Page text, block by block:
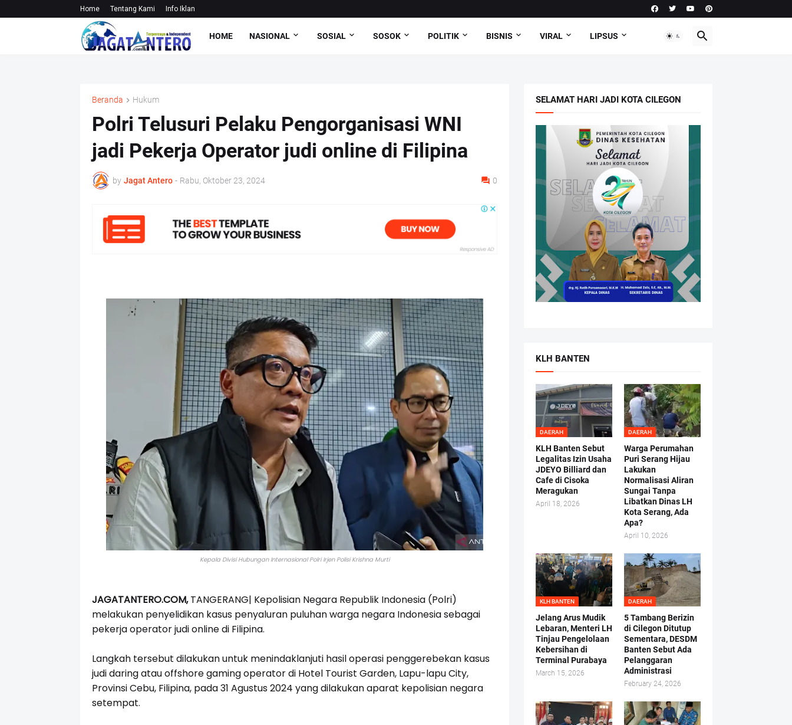
Home Tentang Kami Info Iklan
HOME NASIONAL SOSIAL SOSOK POLITIK BISNIS VIRAL LIPSUS
Beranda Hukum
Polri Telusuri Pelaku Pengorganisasi WNI
jadi Pekerja Operator judi online di Filipina
by Jagat Antero - Rabu, Oktober 23, 2024 0
Kepala Divisi Hubungan Internasional Polri Irjen Polisi Krishna Murti
JAGATANTERO.COM,TANGERANG| Kepolisian Negara Republik Indonesia (Polri)
melakukan penyelidikan kasus penyaluran puluhan warga negara Indonesia sebagai
pekerja operator judi online di Filipina.
Langkah tersebut dilakukan untuk menindaklanjuti hasil operasi penggerebekan kasus
judi daring atau offshore gaming operator di Hotel Tourist Garden, Lapu-lapu City,
Provinsi Cebu, Filipina, pada 31 Agustus 2024 yang dilakukan aparat kepolisian negara
setempat.
SELAMAT HARI JADI KOTA CILEGON
KLH BANTEN
DAERAH
KLH Banten Sebut
Legalitas Izin Usaha
JDEYO Billiard dan
Cafe di Cisoka
Meragukan
April 18, 2026
DAERAH
Warga Perumahan
Puri Serang Hijau
Lakukan
Normalisasi Aliran
Sungai Tanpa
Libatkan Dinas LH
Kota Serang, Ada
Apa?
April 10, 2026
KLH BANTEN
Jelang Arus Mudik
Lebaran, Menteri LH
Tinjau Pengelolaan
Kebersihan di
Terminal Purabaya
March 15, 2026
DAERAH
5 Tambang Berizin
di Cilegon Ditutup
Sementara, DESDM
Banten Sebut Ada
Pelanggaran
Administrasi
February 24, 2026